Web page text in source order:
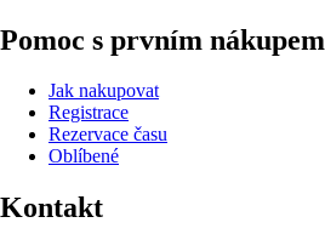
Pomoc s prvním nákupem
Jak nakupovat
Registrace
Rezervace času
Oblíbené
Kontakt